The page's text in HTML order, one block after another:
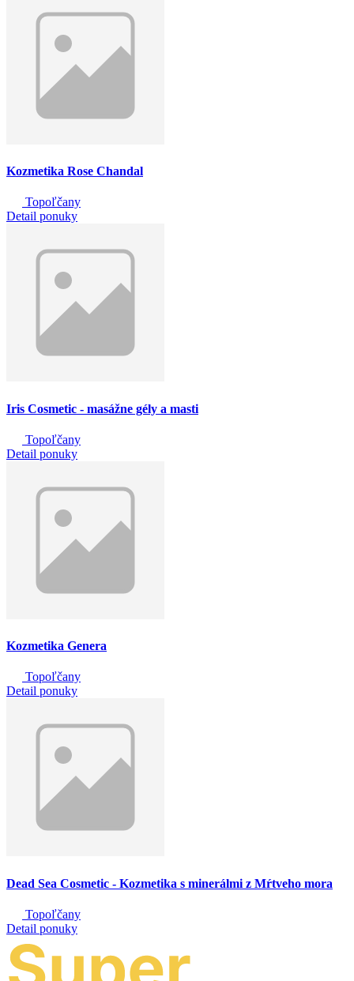
Kozmetika Rose Chandal
Topoľčany
Detail ponuky
Iris Cosmetic - masážne gély a masti
Topoľčany
Detail ponuky
Kozmetika Genera
Topoľčany
Detail ponuky
Dead Sea Cosmetic - Kozmetika s minerálmi z Mŕtveho mora
Topoľčany
Detail ponuky